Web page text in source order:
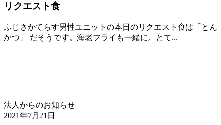
リクエスト食
ふじさかてらす男性ユニットの本日のリクエスト食は「とん
かつ」 だそうです。海老フライも一緒に。とて...
法人からのお知らせ
2021年7月21日